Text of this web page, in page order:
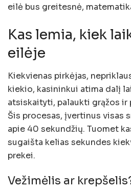
eilė bus greitesnė,
Kas lemia, kiek
eilėje
Kiekvienas pirkėjas,
kiekio, kasininkui atima dalį
atsiskaityti, palaukti grąžos ir
Šis procesas, įvertinus visas
apie 40 sekundžių. Tuomet
sugaišta kelias sekundes
prekei.
Vežimėlis ar